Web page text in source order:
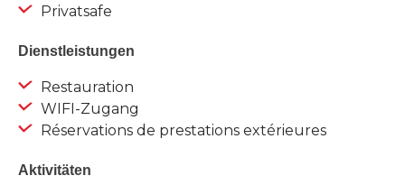
Privatsafe
Dienstleistungen
Restauration
WIFI-Zugang
Réservations de prestations extérieures
Aktivitäten